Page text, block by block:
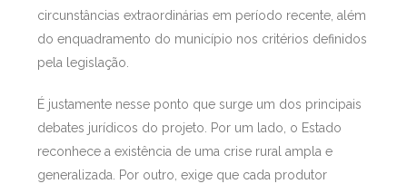
circunstâncias extraordinárias em período recente, além
do enquadramento do município nos critérios definidos
pela legislação.
É justamente nesse ponto que surge um dos principais
debates jurídicos do projeto. Por um lado, o Estado
reconhece a existência de uma crise rural ampla e
generalizada. Por outro, exige que cada produtor